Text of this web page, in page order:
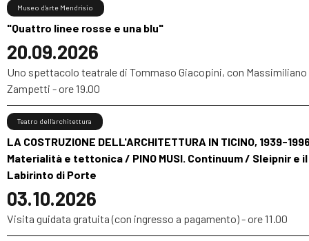
"Quattro linee rosse e una blu"
20.09.2026
Museo d’arte Mendrisio
Uno spettacolo teatrale di Tommaso Giacopini, con Massimiliano
Zampetti - ore 19.00
LA COSTRUZIONE DELL'ARCHITETTURA IN TICINO, 1939-
Materialità e tettonica / PINO MUSI. Continuum / Sleipnir e il
Labirinto di Porte
03.10.2026
Teatro dell’architettura
Visita guidata gratuita (con ingresso a pagamento) - ore 11.00